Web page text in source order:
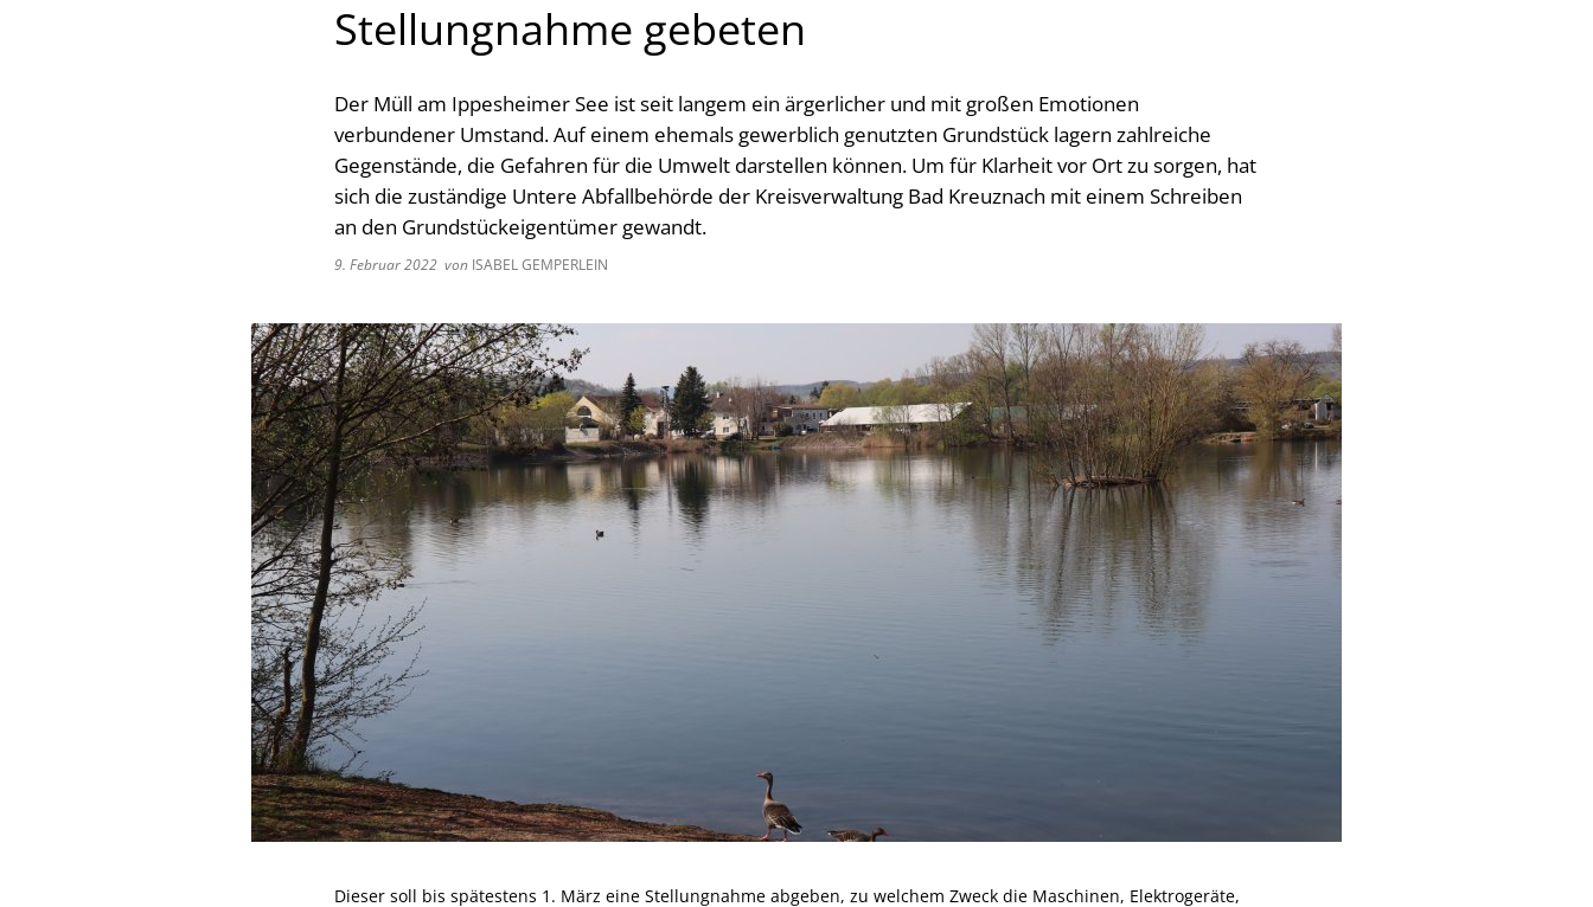
Stellungnahme gebeten
Der Müll am Ippesheimer See ist seit langem ein ärgerlicher und mit großen Emotionen
verbundener Umstand. Auf einem ehemals gewerblich genutzten Grundstück lagern zahlreiche
Gegenstände, die Gefahren für die Umwelt darstellen können. Um für Klarheit vor Ort zu sorgen, hat
sich die zuständige Untere Abfallbehörde der Kreisverwaltung Bad Kreuznach mit einem Schreiben
an den Grundstückeigentümer gewandt.
9. Februar 2022 von ISABEL GEMPERLEIN
Dieser soll bis spätestens 1. März eine Stellungnahme abgeben, zu welchem Zweck die Maschinen, Elektrogeräte,